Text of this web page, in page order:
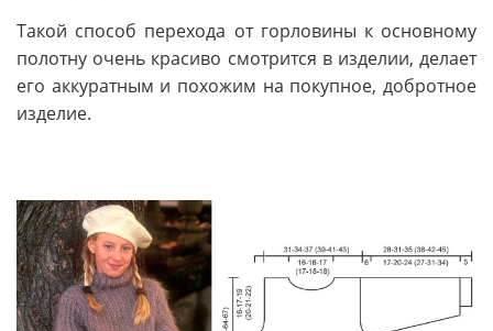
Такой способ перехода от горловины к основному
полотну очень красиво смотрится в изделии, делает
его аккуратным и похожим на покупное, добротное
изделие.